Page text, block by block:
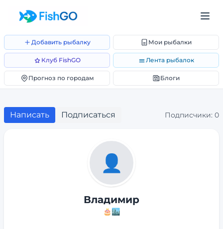
Добавить рыбалку Мои рыбалки
Клуб FishGO Лента рыбалок
Прогноз по городам Блоги
Написать Подписаться Подписчики: 0
👤
Владимир
🎂🏙️